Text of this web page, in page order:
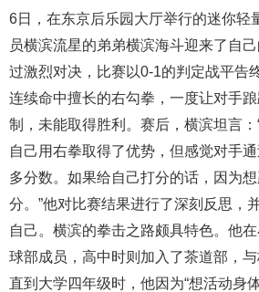
6日，在东京后乐园大厅举行的迷你轻
员横滨流星的弟弟横滨海斗迎来了自
过激烈对决，比赛以0-1的判定战平告
连续命中擅长的右勾拳，一度让对手
制，未能取得胜利。赛后，横滨坦言
自己用右拳取得了优势，但感觉对手
多分数。如果给自己打分的话，因为
分。”他对比赛结果进行了深刻反思，
自己。横滨的拳击之路颇具特色。他
球部成员，高中时则加入了茶道部，与
直到大学四年级时，他因为“想活动身